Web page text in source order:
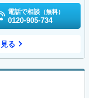
電話で相談 （無料）
0120-905-734
る